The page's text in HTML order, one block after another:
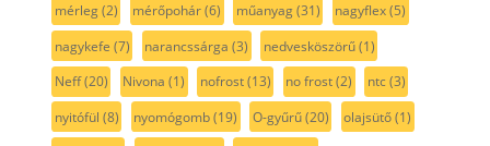
mérleg(2) mérőpohár(6) műanyag(31) nagyflex(5)
nagykefe (7) narancssárga (3) nedvesköszörű(1)
Neff(20) Nivona (1) nofrost(13) no frost(2) ntc(3)
nyitófül (8) nyomógomb(19) O-gyűrű(20) olajsütő(1)